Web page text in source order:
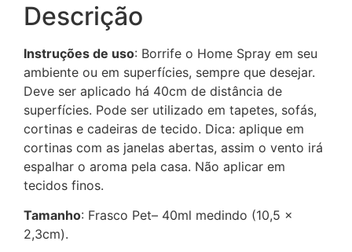
Descrição
Instruções de uso: Borrife o Home Spray em seu
ambiente ou em superfícies, sempre que desejar.
Deve ser aplicado há 40cm de distância de
superfícies. Pode ser utilizado em tapetes, sofás,
cortinas e cadeiras de tecido. Dica: aplique em
cortinas com as janelas abertas, assim o vento irá
espalhar o aroma pela casa. Não aplicar em
tecidos finos.
Tamanho: Frasco Pet– 40ml medindo (10,5 x
2,3cm).